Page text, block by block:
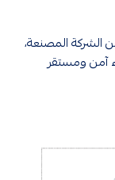
الشركة المصنعة،
آمن ومستقر